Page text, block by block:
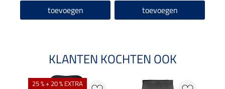
toevoegen toevoegen
KLANTEN KOCHTEN OOK
25 % + 20 % EXTRA